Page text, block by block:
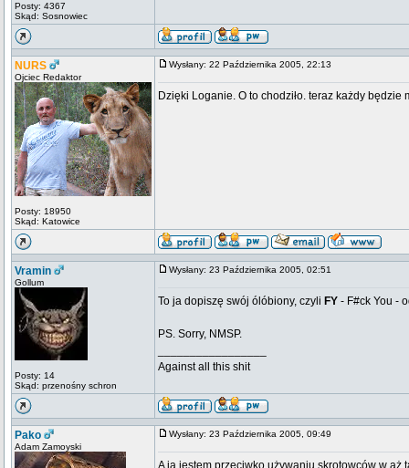
Posty: 4367
Skąd: Sosnowiec
NURS
Ojciec Redaktor
Posty: 18950
Skąd: Katowice
Wysłany: 22 Października 2005, 22:13
Dzięki Loganie. O to chodziło. teraz każdy
Vramin
Gollum
Posty: 14
Skąd: przenośny schron
Wysłany: 23 Października 2005, 02:51
To ja dopiszę swój ólóbiony, czyli FY - F#ck You -
PS. Sorry, NMSP.
Against all this shit
Pako
Adam Zamoyski
Wysłany: 23 Października 2005, 09:49
A ja jestem przeciwko używaniu skrotowców w